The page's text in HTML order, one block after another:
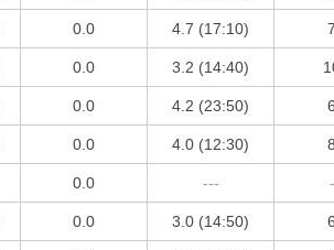
0.0 4.7 (17:10)
0.0 3.2 (14:40)
0.0 4.2 (23:50)
0.0 4.0 (12:30)
0.0 ---
0.0 3.0 (14:50)